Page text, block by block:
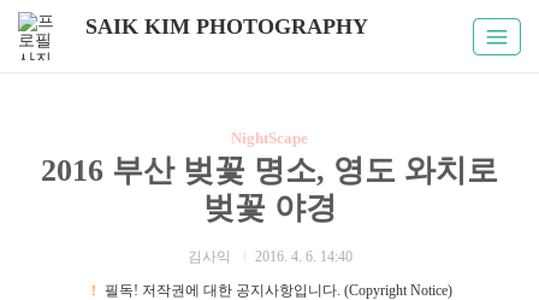
SAIK KIM PHOTOGRAPHY
NightScape
2016 부산 벚꽃 명소, 영도 와치로
벚꽃 야경
김사익
2016. 4. 6. 14:40
！
필독! 저작권에 대한 공지사항입니다. (Copyright Notice)